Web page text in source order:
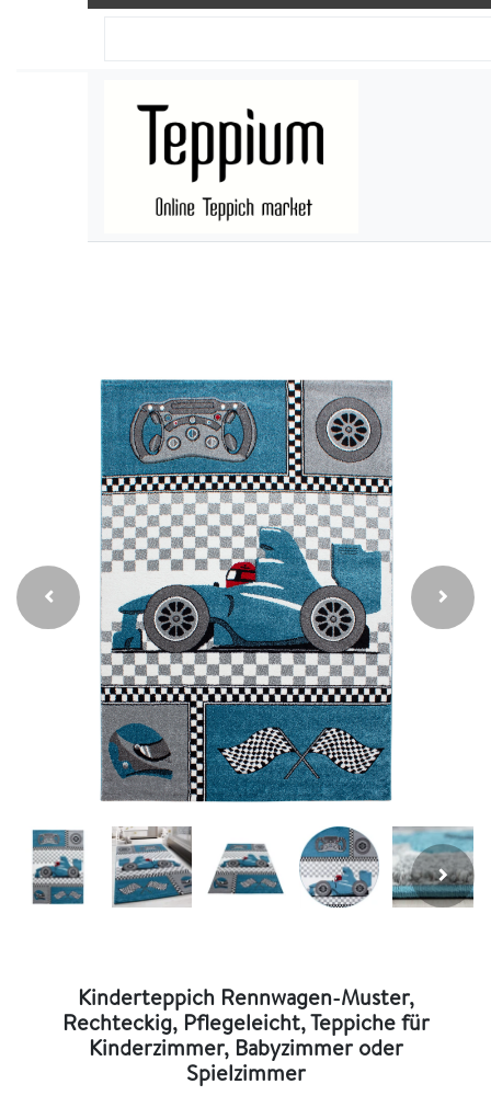
Kinderteppich Rennwagen-Muster,
Rechteckig, Pflegeleicht, Teppiche für
Kinderzimmer, Babyzimmer oder
Spielzimmer